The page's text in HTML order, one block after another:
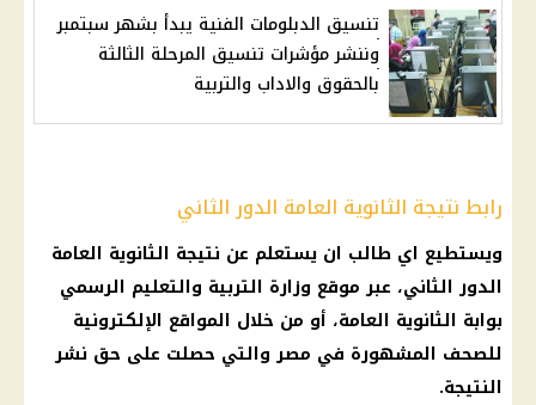
تنسيق الدبلومات الفنية يبدأ بشهر سبتمبر
وننشر مؤشرات تنسيق المرحلة الثالثة
بالحقوق والاداب والتربية
رابط نتيجة الثانوية العامة الدور الثاني
ويستطيع اي طالب ان يستعلم عن نتيجة الثانوية العامة
الدور الثاني، عبر موقع وزارة التربية والتعليم الرسمي
بوابة الثانوية العامة، أو من خلال المواقع الإلكترونية
للصحف المشهورة في مصر والتي حصلت على حق نشر
النتيجة.